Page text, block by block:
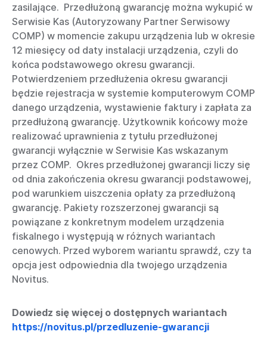
zasilające. Przedłużoną gwarancję można wykupić w
Serwisie Kas (Autoryzowany Partner Serwisowy
COMP) w momencie zakupu urządzenia lub w okresie
12 miesięcy od daty instalacji urządzenia, czyli do
końca podstawowego okresu gwarancji.
Potwierdzeniem przedłużenia okresu gwarancji
będzie rejestracja w systemie komputerowym COMP
danego urządzenia, wystawienie faktury i zapłata za
przedłużoną gwarancję. Użytkownik końcowy może
realizować uprawnienia z tytułu przedłużonej
gwarancji wyłącznie w Serwisie Kas wskazanym
przez COMP. Okres przedłużonej gwarancji liczy się
od dnia zakończenia okresu gwarancji podstawowej,
pod warunkiem uiszczenia opłaty za przedłużoną
gwarancję. Pakiety rozszerzonej gwarancji są
powiązane z konkretnym modelem urządzenia
fiskalnego i występują w różnych wariantach
cenowych. Przed wyborem wariantu sprawdź, czy ta
opcja jest odpowiednia dla twojego urządzenia
Novitus.
Dowiedz się więcej o dostępnych wariantach
https://novitus.pl/przedluzenie-gwarancji